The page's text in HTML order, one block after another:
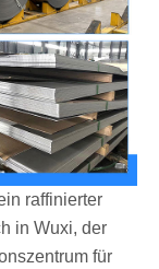
raffinierter
in Wuxi, der
für